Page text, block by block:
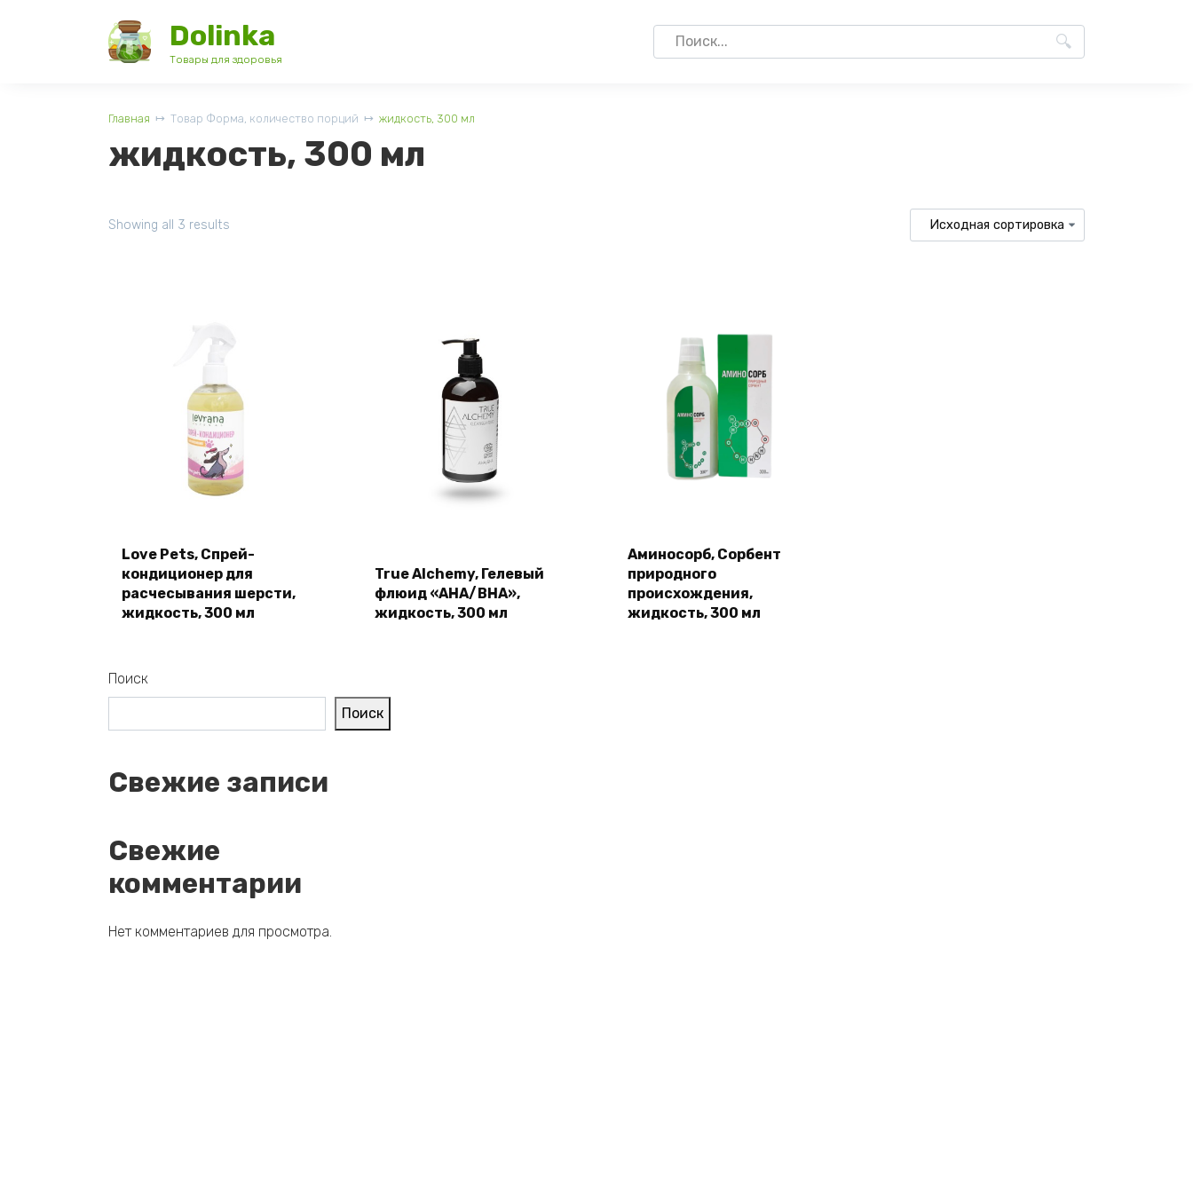
Dolinka
Товары для здоровья
Search
for:
Главная Товар Форма, количество порций жидкость, 300 мл
жидкость, 300 мл
Showing all 3 results
Love Pets, Спрей-
кондиционер для
расчесывания шерсти,
жидкость, 300 мл
True Alchemy, Гелевый
флюид «AHA/BHA»,
жидкость, 300 мл
Аминосорб, Сорбент
природного
происхождения,
жидкость, 300 мл
Поиск
Поиск
Свежие записи
Свежие
комментарии
Нет комментариев для просмотра.